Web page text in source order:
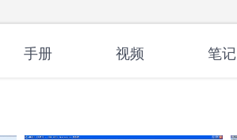
手册 视频 笔记